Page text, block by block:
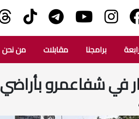
برامجنا مقابلات من نحن
في شفاعمرو بأراضي